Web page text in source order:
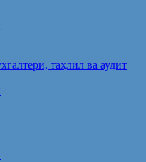
таҳлил ва аудит